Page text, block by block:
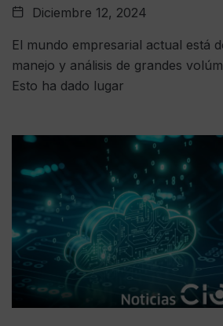
Diciembre 12, 2024
El mundo empresarial actual está
manejo y análisis de grandes
Esto ha dado lugar